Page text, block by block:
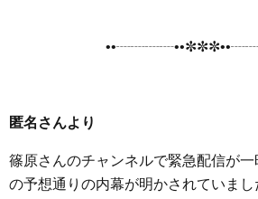
匿名さんより
篠原さんのチャンネルで緊急配信が
の予想通りの内幕が明かされていま